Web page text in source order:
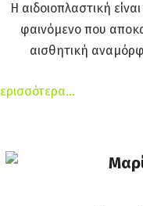
Η αιδοιοπλαστική
φαινόμενο που
αισθητική